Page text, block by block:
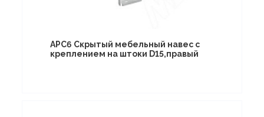
APC6 Скрытый мебельный навес с
креплением на штоки D15,правый